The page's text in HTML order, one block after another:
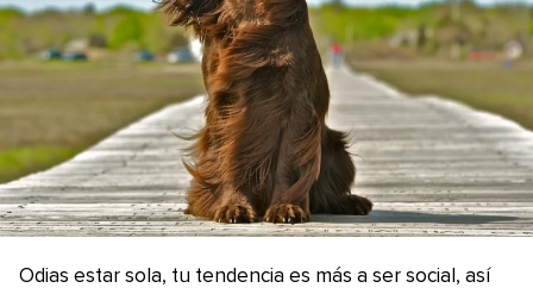
Odias estar sola, tu tendencia es más a ser social, así